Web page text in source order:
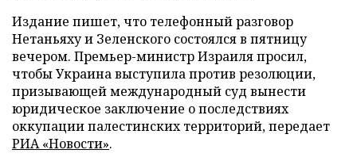
Издание пишет, что телефонный разговор
Нетаньяху и Зеленского состоялся в пятницу
вечером. Премьер-министр Израиля просил,
чтобы Украина выступила против резолюции,
призывающей международный суд вынести
юридическое заключение о последствиях
оккупации палестинских территорий, передает
РИА «Новости».